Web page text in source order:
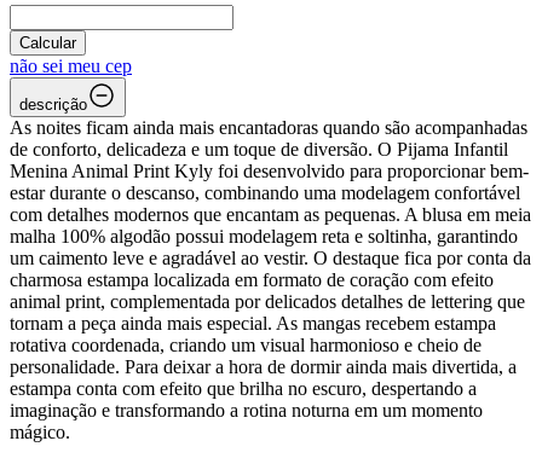
Calcular
não sei meu cep
descrição
As noites ficam ainda mais encantadoras quando são acompanhadas
de conforto, delicadeza e um toque de diversão. O Pijama Infantil
Menina Animal Print Kyly foi desenvolvido para proporcionar bem-
estar durante o descanso, combinando uma modelagem confortável
com detalhes modernos que encantam as pequenas. A blusa em meia
malha 100% algodão possui modelagem reta e soltinha, garantindo
um caimento leve e agradável ao vestir. O destaque fica por conta da
charmosa estampa localizada em formato de coração com efeito
animal print, complementada por delicados detalhes de lettering que
tornam a peça ainda mais especial. As mangas recebem estampa
rotativa coordenada, criando um visual harmonioso e cheio de
personalidade. Para deixar a hora de dormir ainda mais divertida, a
estampa conta com efeito que brilha no escuro, despertando a
imaginação e transformando a rotina noturna em um momento
mágico.